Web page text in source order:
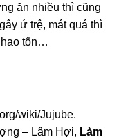
ăn nhiều thì cũng
ứ trệ, mát quá thì
hao tổn…
wiki/Jujube.
– Lâm Hợi, Làm